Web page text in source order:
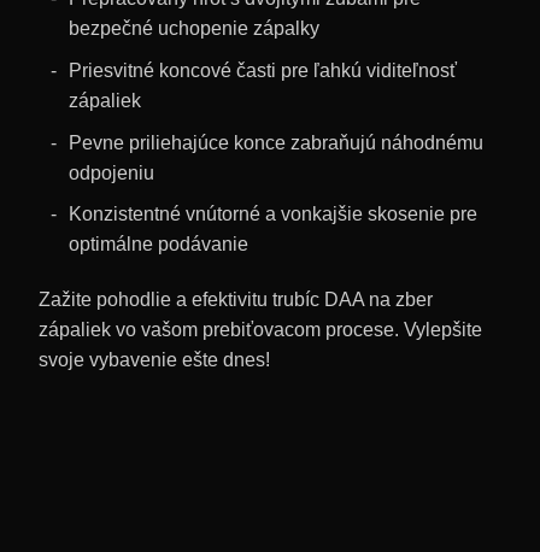
bezpečné uchopenie zápalky
Priesvitné koncové časti pre ľahkú viditeľnosť
zápaliek
Pevne priliehajúce konce zabraňujú náhodnému
odpojeniu
Konzistentné vnútorné a vonkajšie skosenie pre
optimálne podávanie
Zažite pohodlie a efektivitu trubíc DAA na zber
zápaliek vo vašom prebiťovacom procese. Vylepšite
svoje vybavenie ešte dnes!